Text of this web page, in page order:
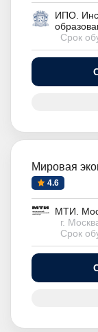
ИПО.
Срок
Мировая
4.6
МТИ.
г.
Срок